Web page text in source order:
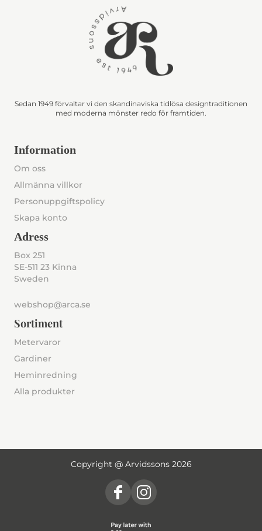
Sedan 1949 förvaltar vi den skandinaviska tidlösa designtraditionen
med moderna mönster redo för framtiden.
Information
Om oss
Allmänna villkor
Personuppgiftspolicy
Skapa konto
Adress
Box 251
SE-511 23 Kinna
Sweden
webshop@arca.se
Sortiment
Metervaror
Gardiner
Heminredning
Alla produkter
Copyright @ Arvidssons 2026